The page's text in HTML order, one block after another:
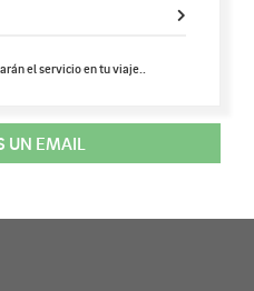
el servicio en tu viaje..
UN EMAIL